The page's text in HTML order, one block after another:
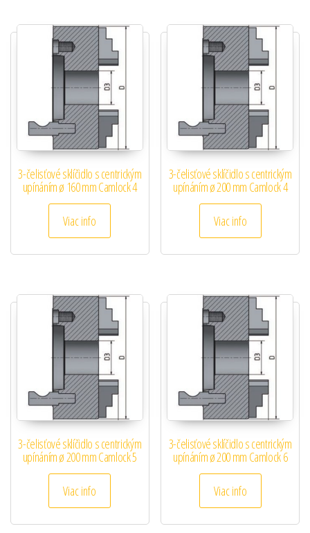
3-čelisťové sklíčidlo s centrickým
upínáním ø 160 mm Camlock 4
Viac info
3-čelisťové sklíčidlo s centrickým
upínáním ø 200 mm Camlock 4
Viac info
3-čelisťové sklíčidlo s centrickým
upínáním ø 200 mm Camlock 5
Viac info
3-čelisťové sklíčidlo s centrickým
upínáním ø 200 mm Camlock 6
Viac info